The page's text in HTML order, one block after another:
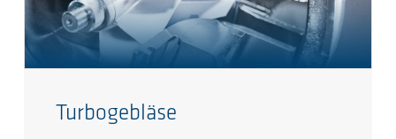
Turbogebläse